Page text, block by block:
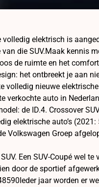
elektrisch is
die SUV.Maak kennis
de ruimte en het
het ontbreekt je aan
volledig nieuwe
verkochte auto in
de ID.4. Crossover
elektrische auto’s
Volkswagen Groep
Een SUV-Coupé wel
door de sportief
jaar worden er